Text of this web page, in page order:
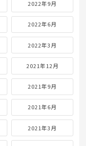
2022年9月
2022年6月
2022年3月
2021年12月
2021年9月
2021年6月
2021年3月